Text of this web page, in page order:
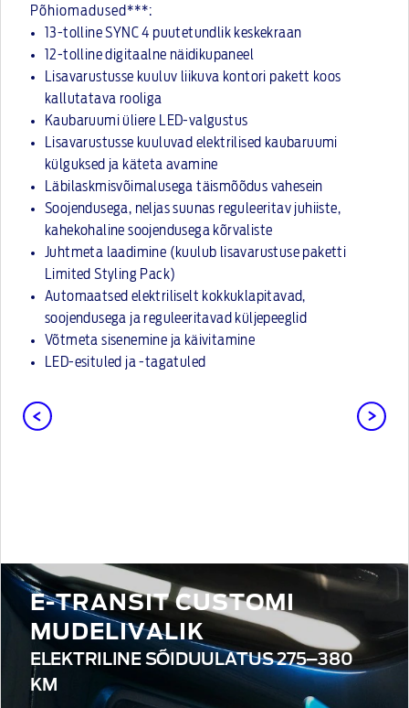
Põhiomadused***:
13-tolline SYNC 4 puutetundlik keskekraan
12-tolline digitaalne näidikupaneel
Lisavarustusse kuuluv liikuva kontori pakett koos
kallutatava rooliga
Kaubaruumi üliere LED-valgustus
Lisavarustusse kuuluvad elektrilised kaubaruumi
külguksed ja käteta avamine
Läbilaskmisvõimalusega täismõõdus vahesein
Soojendusega, neljas suunas reguleeritav juhiiste,
kahekohaline soojendusega kõrvaliste
Juhtmeta laadimine (kuulub lisavarustuse paketti
Limited Styling Pack)
Automaatsed elektriliselt kokkuklapitavad,
soojendusega ja reguleeritavad küljepeeglid
Võtmeta sisenemine ja käivitamine
LED-esituled ja -tagatuled
E-TRANSIT CUSTOMI
MUDELIVALIK
ELEKTRILINE SÕIDUULATUS 275–380
KM